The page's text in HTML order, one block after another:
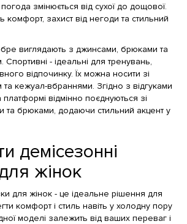
змінюється від сухої до дощової.
захист від негоди та стильний
виглядають з джинсами, брюками та
- ідеальні для тренувань,
відпочинку. Їх можна носити зі
кежуал-вбраннями. Згідно з відгуками
відмінно поєднуються зі
та брюками, додаючи стильний акцент у
демісезонні
жінок
для жінок - це ідеальне рішення для
комфорт і стиль навіть у холодну пору
моделі залежить від ваших переваг і